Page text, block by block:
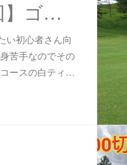
【100切り講座 第06回】ゴルフは難しい？それとも簡単？
い初心者さん向
苦手なのでその
ースの白ティ…